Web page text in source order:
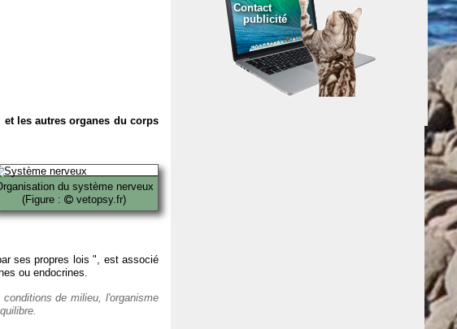
les autres organes du corps
du système nerveux
(Figure :
vetopsy.fr)
ses propres lois ", est associé
ou endocrines.
de milieu, l'organisme
Contact
publicité